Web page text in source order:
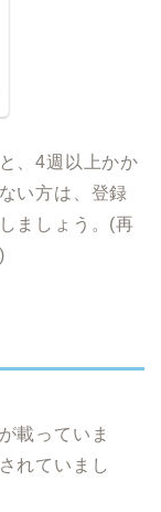
、4週以上かか
い方は、登録
ましょう。(再
載っていま
れていまし